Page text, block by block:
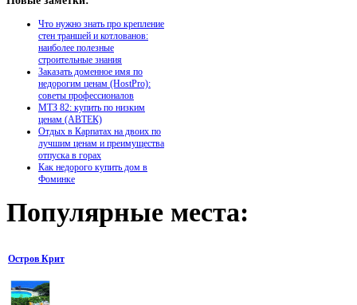
Что нужно знать про крепление
стен траншей и котлованов:
наиболее полезные
строительные знания
Заказать доменное имя по
недорогим ценам (HostPro):
советы профессионалов
МТЗ 82: купить по низким
ценам (АВТЕК)
Отдых в Карпатах на двоих по
лучшим ценам и преимущества
отпуска в горах
Как недорого купить дом в
Фоминке
Популярные места:
Остров Крит